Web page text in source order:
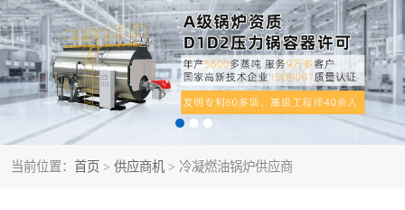
当前位置： 首页 > 供应商机 > 冷凝燃油锅炉供应商